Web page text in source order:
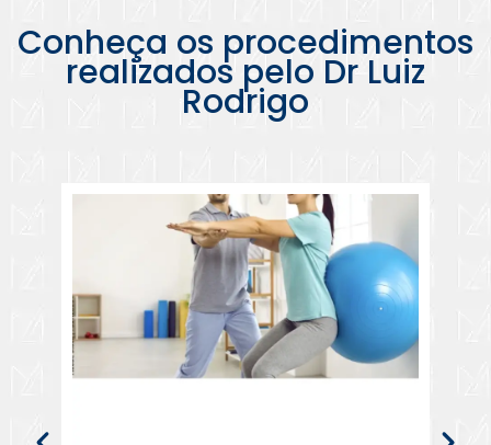
Conheça os procedimentos
realizados pelo Dr Luiz
Rodrigo